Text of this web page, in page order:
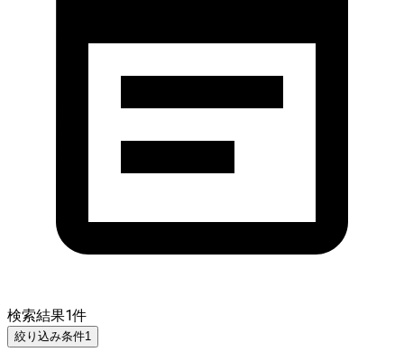
検索結果1件
絞り込み条件1